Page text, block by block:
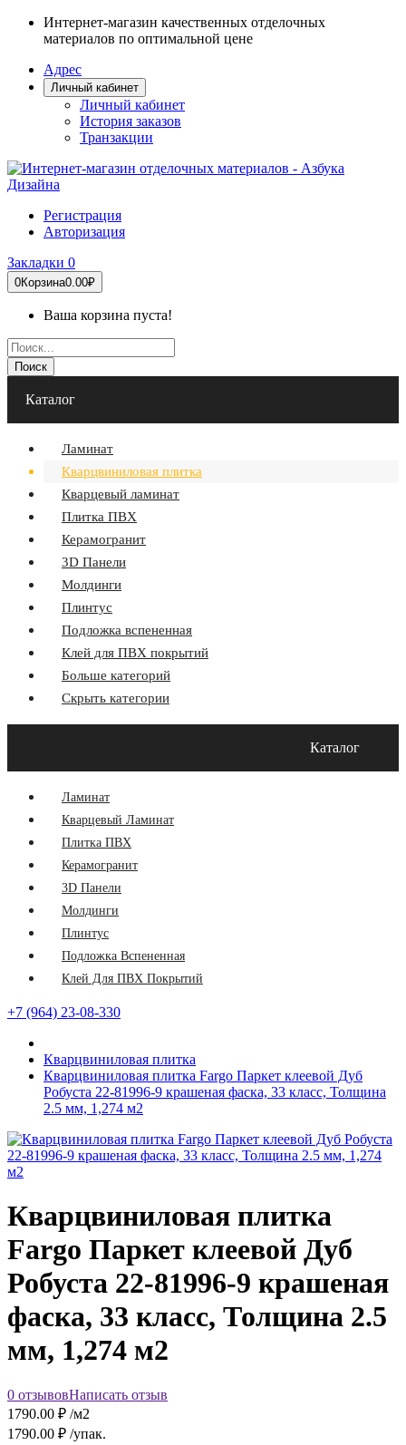
Интернет-магазин качественных отделочных
материалов по оптимальной цене
Адрес
Личный кабинет
Личный кабинет
История заказов
Транзакции
Регистрация
Авторизация
Закладки 0
0Корзина0.00₽
Ваша корзина пуста!
Поиск
Каталог
Ламинат
Кварцвиниловая плитка
Кварцевый ламинат
Плитка ПВХ
Керамогранит
3D Панели
Молдинги
Плинтус
Подложка вспененная
Клей для ПВХ покрытий
Больше категорий
Скрыть категории
Каталог
Ламинат
Кварцевый Ламинат
Плитка ПВХ
Керамогранит
3D Панели
Молдинги
Плинтус
Подложка Вспененная
Клей Для ПВХ Покрытий
+7 (964) 23-08-330
Кварцвиниловая плитка
Кварцвиниловая плитка Fargo Паркет клеевой Дуб
Робуста 22-81996-9 крашеная фаска, 33 класс, Толщина
2.5 мм, 1,274 м2
Кварцвиниловая плитка
Fargo Паркет клеевой Дуб
Робуста 22-81996-9 крашеная
фаска, 33 класс, Толщина 2.5
мм, 1,274 м2
0 отзывовНаписать отзыв
1790.00 ₽ /м2
1790.00 ₽ /упак.